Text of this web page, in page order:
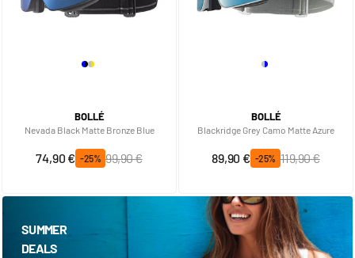
BOLLÉ
Nevada Black Matte Bronze Blue
Prix spécial
74,90 € -25%
Prix normal
99,90 €
BOLLÉ
Blackridge Grey Camo Matte Azure
Prix spécial
89,90 € -25%
Prix normal
119,90 €
SUMMER
DEALS